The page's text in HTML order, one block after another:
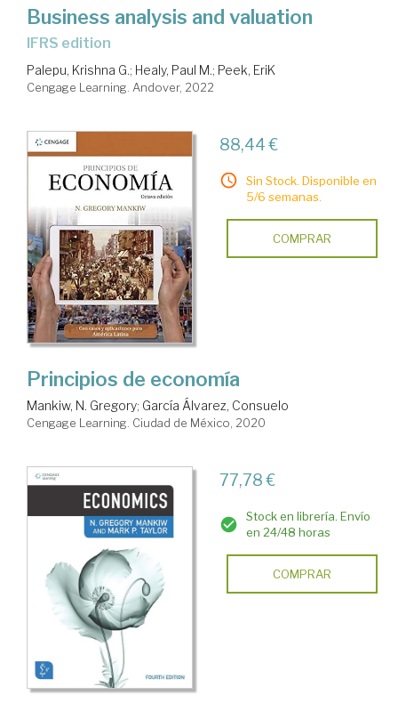
Business analysis and valuation
IFRS edition
Palepu, Krishna G.; Healy, Paul M.; Peek, EriK
Cengage Learning. Andover, 2022
88,44 €
Sin Stock. Disponible en
5/6 semanas.
COMPRAR
Principios de economía
Mankiw, N. Gregory; García Álvarez, Consuelo
Cengage Learning. Ciudad de México, 2020
77,78 €
Stock en librería. Envío
en 24/48 horas
COMPRAR